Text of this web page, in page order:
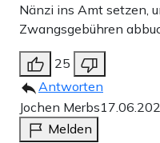
Nänzi ins Amt setzen,
Zwangsgebühren
25
Antworten
Jochen Merbs
Melden